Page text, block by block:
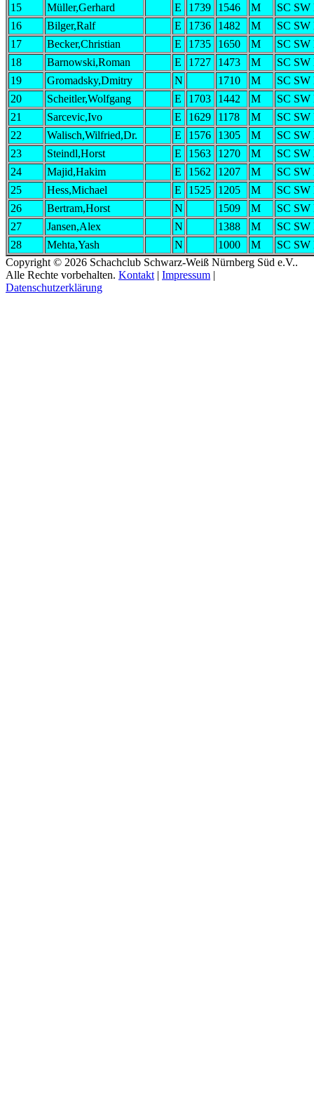
15 Müller,Gerhard E 1739 1546 M
SC SW
16
Bilger,Ralf E 1736 1482 M
SC SW
17
Becker,Christian E 1735 1650 M
SC SW
18
Barnowski,Roman E 1727 1473 M
SC SW
19
Gromadsky,Dmitry N 1710 M
SC SW
20
Scheitler,Wolfgang E 1703 1442 M
SC SW
21
Sarcevic,Ivo E 1629 1178 M
SC SW
22
Walisch,Wilfried,Dr. E 1576 1305 M
SC SW
23
Steindl,Horst E 1563 1270 M
SC SW
24
Majid,Hakim E 1562 1207 M
SC SW
25
Hess,Michael E 1525 1205 M
SC SW
26
Bertram,Horst N 1509 M
SC SW
27
Jansen,Alex N 1388 M
SC SW
28
Mehta,Yash N 1000 M
SC SW
Copyright © 2026 Schachclub Schwarz-Weiß Nürnberg Süd e.V..
Alle Rechte vorbehalten. Kontakt | Impressum |
Datenschutzerklärung